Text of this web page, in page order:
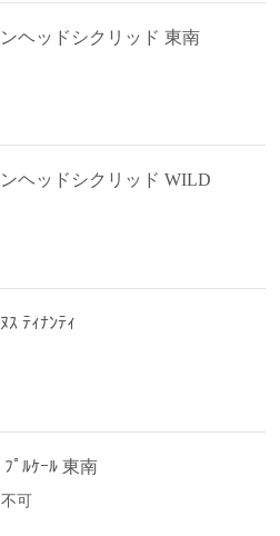
ヘッドシクリッド 東南
ヘッドシクリッド WILD
ｽ ﾃｨﾅﾝﾃｨ
ﾌﾟﾙｹｰﾙ 東南
可